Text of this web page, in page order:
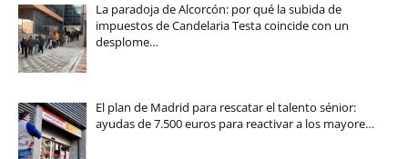
La paradoja de Alcorcón: por qué la subida de
impuestos de Candelaria Testa coincide con un
desplome…
El plan de Madrid para rescatar el talento sénior:
ayudas de 7.500 euros para reactivar a los mayore…